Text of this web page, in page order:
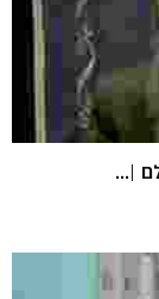
|...